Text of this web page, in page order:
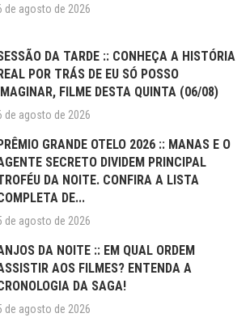
de agosto de 2026
DA TARDE :: CONHEÇA A HISTÓRIA
POR TRÁS DE EU SÓ POSSO
FILME DESTA QUINTA (06/08)
de agosto de 2026
GRANDE OTELO 2026 :: MANAS E O
SECRETO DIVIDEM PRINCIPAL
DA NOITE. CONFIRA A LISTA
DE...
de agosto de 2026
DA NOITE :: EM QUAL ORDEM
AOS FILMES? ENTENDA A
DA SAGA!
de agosto de 2026